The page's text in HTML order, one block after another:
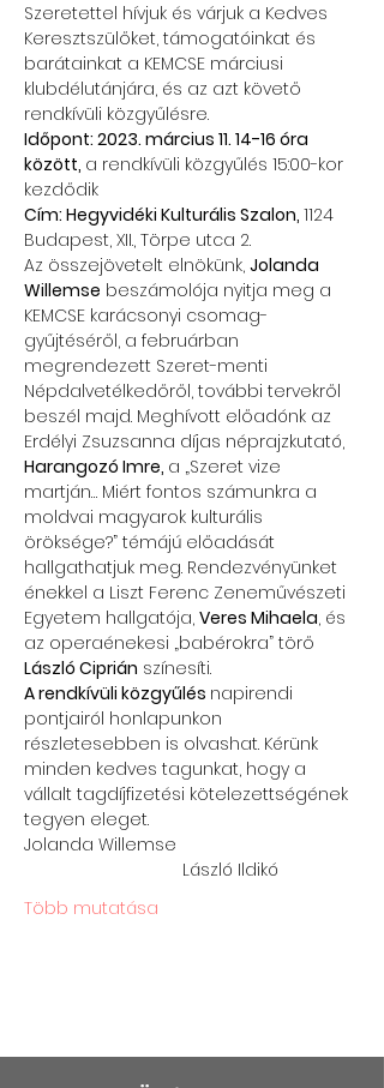
Szeretettel hívjuk és várjuk a Kedves
Keresztszülőket, támogatóinkat és
barátainkat a KEMCSE márciusi
klubdélutánjára, és az azt követő
rendkívüli közgyűlésre.
Időpont: 2023. március 11. 14-16 óra
között, a rendkívüli közgyűlés 15:00-kor
kezdődik
Cím: Hegyvidéki Kulturális Szalon, 1124
Budapest, XII., Törpe utca 2.
Az összejövetelt elnökünk, Jolanda
Willemse beszámolója nyitja meg a
KEMCSE karácsonyi csomag-
gyűjtéséről, a februárban
megrendezett Szeret-menti
Népdalvetélkedőről, további tervekről
beszél majd. Meghívott előadónk az
Erdélyi Zsuzsanna díjas néprajzkutató,
Harangozó Imre, a „Szeret vize
martján… Miért fontos számunkra a
moldvai magyarok kulturális
öröksége?” témájú előadását
hallgathatjuk meg. Rendezvényünket
énekkel a Liszt Ferenc Zeneművészeti
Egyetem hallgatója, Veres Mihaela, és
az operaénekesi „babérokra” törő
László Ciprián színesíti.
A rendkívüli közgyűlés napirendi
pontjairól honlapunkon
részletesebben is olvashat. Kérünk
minden kedves tagunkat, hogy a
vállalt tagdíjfizetési kötelezettségének
tegyen eleget.
Jolanda Willemse
László Ildikó
Több mutatása